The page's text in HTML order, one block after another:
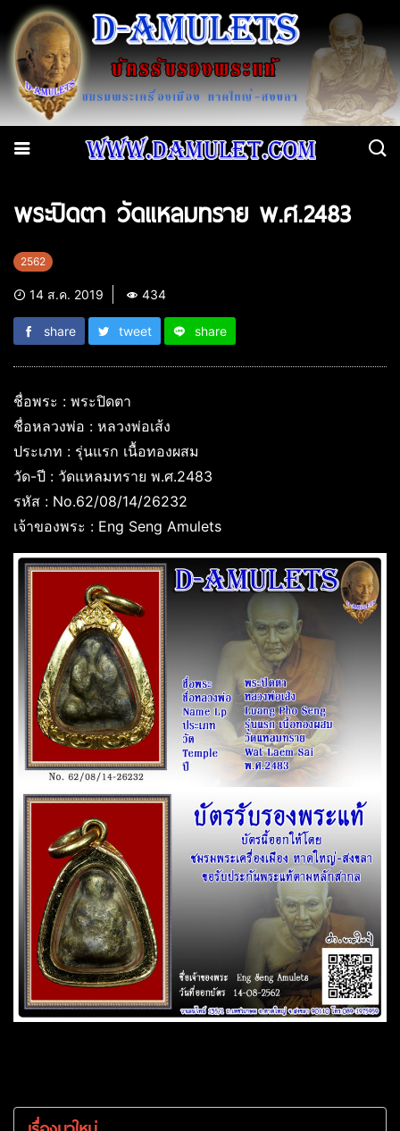
พระปิดตา วัดแหลมทราย พ.ศ.2483
2562
14 ส.ค. 2019 434
share tweet share
ชื่อพระ : พระปิดตา
ชื่อหลวงพ่อ : หลวงพ่อเส้ง
ประเภท : รุ่นแรก เนื้อทองผสม
วัด-ปี : วัดแหลมทราย พ.ศ.2483
รหัส : No.62/08/14/26232
เจ้าของพระ : Eng Seng Amulets